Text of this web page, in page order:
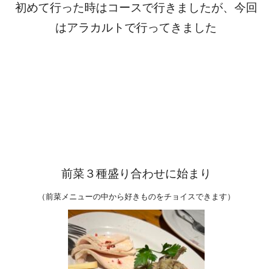
初めて行った時はコースで行きましたが、今回
はアラカルトで行ってきました
前菜３種盛り合わせに始まり
（前菜メニューの中から好きものをチョイスできます）